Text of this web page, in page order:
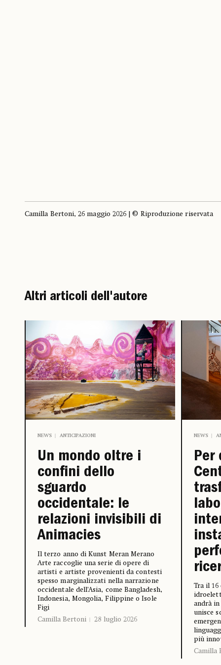
Camilla Bertoni, 26 maggio 2026 | © Riproduzione riservata
Altri articoli dell'autore
NEWS ANTICIPAZIONI
Un mondo oltre i
confini dello
sguardo
occidentale: le
relazioni invisibili di
Animacies
Il terzo anno di Kunst Meran Merano
Arte raccoglie una serie di opere di
artisti e artiste provenienti da contesti
spesso marginalizzati nella narrazione
occidentale dell’Asia, come Bangladesh,
Indonesia, Mongolia, Filippine o Isole
Figi
Camilla Bertoni
28 luglio 2026
NEWS
Per
Tra il 16
andrà in
unisce
più
Camilla